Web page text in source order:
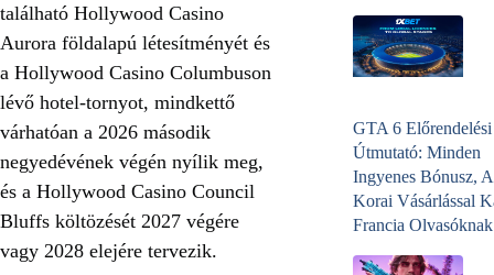
található Hollywood Casino
Aurora földalapú létesítményét és
a Hollywood Casino Columbuson
lévő hotel-tornyot, mindkettő
várhatóan a 2026 második
negyedévének végén nyílik meg,
és a Hollywood Casino Council
Bluffs költözését 2027 végére
vagy 2028 elejére tervezik.
GTA 6 Előrendelési
Útmutató: Minden
Ingyenes Bónusz,
Korai Vásárlással
Francia Olvasóknak